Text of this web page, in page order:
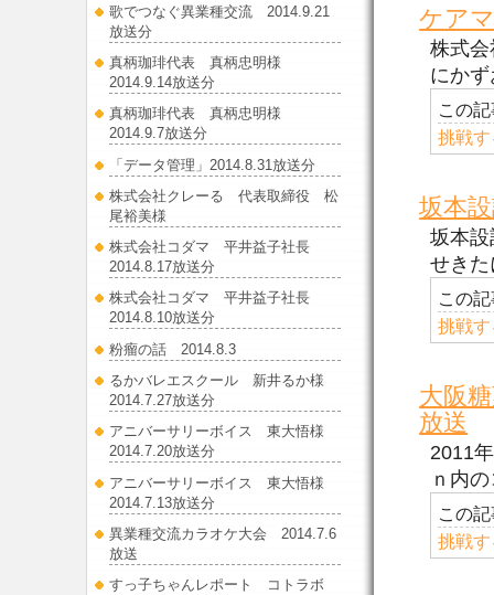
ケア
株式
にか
この
挑戦
坂本
坂本
せき
この
挑戦
大阪
放送
2011
ｎ内
この
挑戦
歌でつなぐ異業種交流 2014.9.21
放送分
真柄珈琲代表 真柄忠明様
2014.9.14放送分
真柄珈琲代表 真柄忠明様
2014.9.7放送分
「データ管理」2014.8.31放送分
株式会社クレーる 代表取締役 松
尾裕美様
株式会社コダマ 平井益子社長
2014.8.17放送分
株式会社コダマ 平井益子社長
2014.8.10放送分
粉瘤の話 2014.8.3
るかバレエスクール 新井るか様
2014.7.27放送分
アニバーサリーボイス 東大悟様
2014.7.20放送分
アニバーサリーボイス 東大悟様
2014.7.13放送分
異業種交流カラオケ大会 2014.7.6
放送
すっ子ちゃんレポート コトラボ